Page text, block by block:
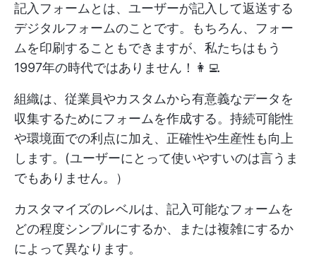
記入フォームとは、ユーザーが記入して返送する
デジタルフォームのことです。もちろん、フォー
ムを印刷することもできますが、私たちはもう
1997年の時代ではありません！👩‍💻
組織は、従業員やカスタムから有意義なデータを
収集するためにフォームを作成する。持続可能性
や環境面での利点に加え、正確性や生産性も向上
します。(ユーザーにとって使いやすいのは言うま
でもありません。）
カスタマイズのレベルは、記入可能なフォームを
どの程度シンプルにするか、または複雑にするか
によって異なります。